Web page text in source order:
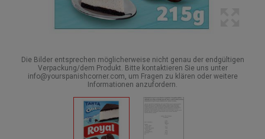
Die Bilder entsprechen möglicherweise nicht genau der endgültigen
Verpackung/dem Produkt. Bitte kontaktieren Sie uns unter
info@yourspanishcorner.com, um Fragen zu klären oder weitere
Informationen anzufordern.